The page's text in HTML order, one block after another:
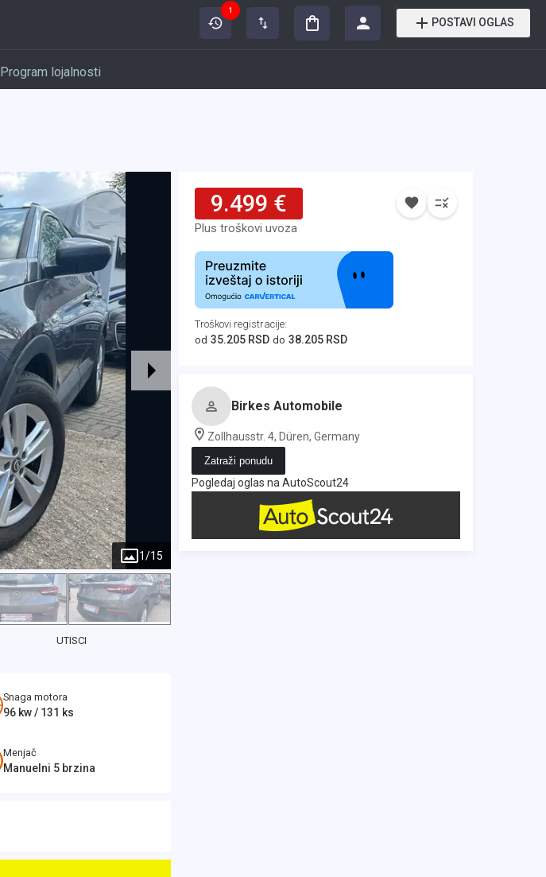
1
POSTAVI OGLAS
Program lojalnosti
1/15
UTISCI
Snaga motora
96 kw / 131 ks
Menjač
Manuelni 5 brzina
9.499 €
Plus troškovi uvoza
Troškovi registracije:
od 35.205 RSD do 38.205 RSD
Birkes Automobile
Zollhausstr. 4, Düren, Germany
Zatraži ponudu
Pogledaj oglas na AutoScout24